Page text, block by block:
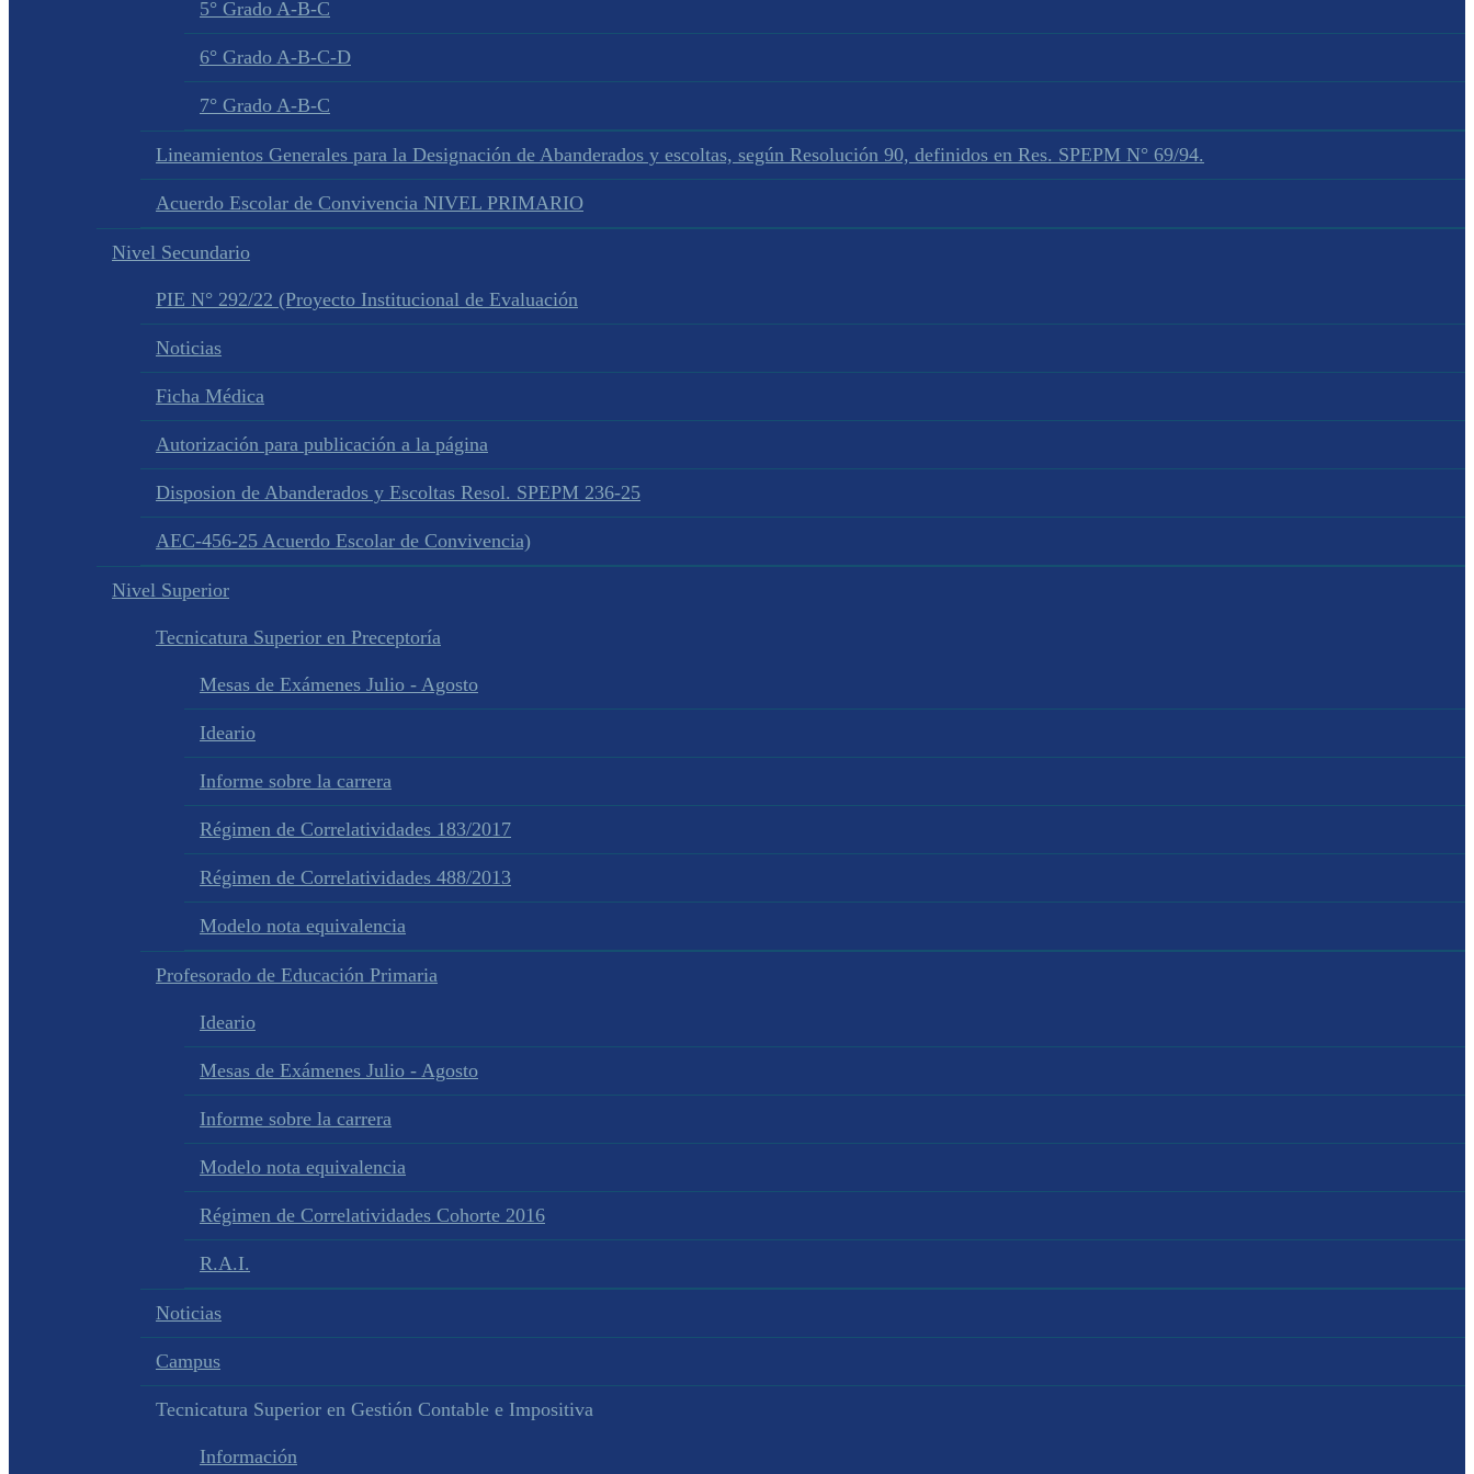
5° Grado A-B-C
6° Grado A-B-C-D
7° Grado A-B-C
Lineamientos Generales para la Designación de Abanderados y escoltas, según Resolución 90, definidos en Res. SPEPM N° 69/94.
Acuerdo Escolar de Convivencia NIVEL PRIMARIO
Nivel Secundario
PIE N° 292/22 (Proyecto Institucional de Evaluación
Noticias
Ficha Médica
Autorización para publicación a la página
Disposion de Abanderados y Escoltas Resol. SPEPM 236-25
AEC-456-25 Acuerdo Escolar de Convivencia)
Nivel Superior
Tecnicatura Superior en Preceptoría
Mesas de Exámenes Julio - Agosto
Ideario
Informe sobre la carrera
Régimen de Correlatividades 183/2017
Régimen de Correlatividades 488/2013
Modelo nota equivalencia
Profesorado de Educación Primaria
Ideario
Mesas de Exámenes Julio - Agosto
Informe sobre la carrera
Modelo nota equivalencia
Régimen de Correlatividades Cohorte 2016
R.A.I.
Noticias
Campus
Tecnicatura Superior en Gestión Contable e Impositiva
Información